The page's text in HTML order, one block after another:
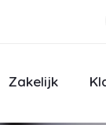
Zakelijk